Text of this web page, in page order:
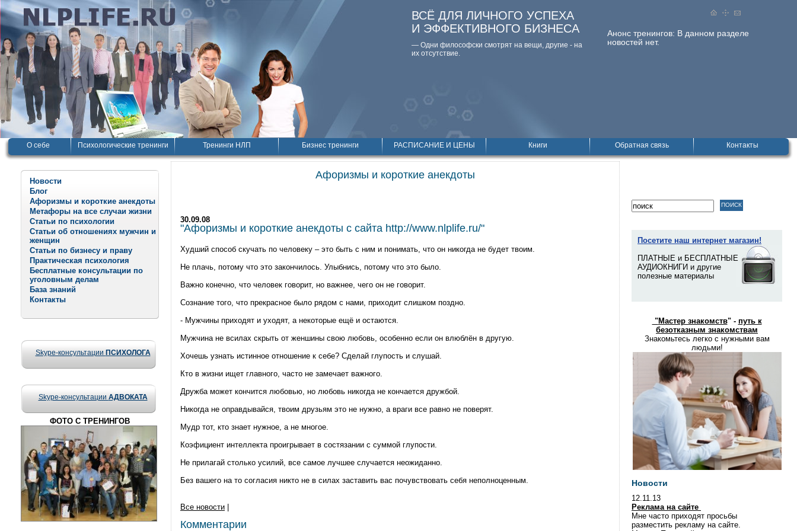
Анонс тренингов: В данном разделе
новостей нет.
ВСЁ ДЛЯ ЛИЧНОГО УСПЕХА
И ЭФФЕКТИВНОГО БИЗНЕСА
— Одни философски смотpят на вещи, дpугие - на
их отсутствие.
О себе Психологические тренинги Тренинги НЛП Бизнес тренинги РАСПИСАНИЕ И ЦЕНЫ Книги Обратная связь Контакты
Новости
Блог
Афоризмы и короткие анекдоты
Метафоры на все случаи жизни
Статьи по психологии
Статьи об отношениях мужчин и
женщин
Статьи по бизнесу и праву
Практическая психология
Бесплатные консультации по
уголовным делам
База знаний
Контакты
Skype-консультации ПСИХОЛОГА
Skype-консультации АДВОКАТА
ФОТО С ТРЕНИНГОВ
Афоризмы и короткие анекдоты
30.09.08
"Афоризмы и короткие анекдоты с сайта http://www.nlplife.ru/"
Худший способ скучать по человеку – это быть с ним и понимать, что он никогда не будет твоим.
Не плачь, потому что это закончилось. Улыбнись, потому что это было.
Важно конечно, что человек говорит, но важнее, чего он не говорит.
Сознание того, что прекрасное было рядом с нами, приходит слишком поздно.
- Мужчины приходят и уходят, а некоторые ещё и остаются.
Мужчина не всилах скрыть от женшины свою любовь, особенно если он влюблён в другую.
Хочешь узнать истинное отношение к себе? Сделай глупость и слушай.
Кто в жизни ищет главного, часто не замечает важного.
Дружба может кончится любовью, но любовь никогда не кончается дружбой.
Никогда не оправдывайся, твоим друзьям это не нужно, а враги все равно не поверят.
Мудр тот, кто знает нужное, а не многое.
Коэфициент интеллекта проигрывает в состязании с суммой глупости.
Не прилагай столько усилий, все самое лучшее случается неожиданно.
Без вашего на то согласия никто не в силах заставить вас почувствовать себя неполноценным.
Все новости
Комментарии
Посетите наш интернет магазин!
ПЛАТНЫЕ и БЕСПЛАТНЫЕ
АУДИОКНИГИ и другие
полезные материалы
"Мастер знакомств" - путь к
безотказным знакомствам
Знакомьтесь легко с нужными вам
людьми!
Новости
12.11.13
Реклама на сайте
Мне часто приходят просьбы
разместить рекламу на сайте.